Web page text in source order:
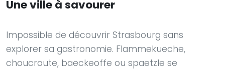
Une ville à savourer
Impossible de découvrir Strasbourg sans
explorer sa gastronomie. Flammekueche,
choucroute, baeckeoffe ou spaetzle se